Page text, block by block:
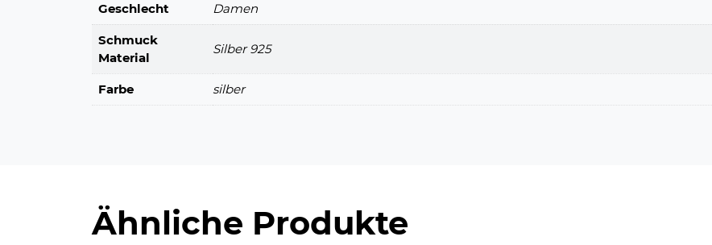
Geschlecht Damen
Schmuck
Material
Silber 925
Farbe silber
Ähnliche Produkte